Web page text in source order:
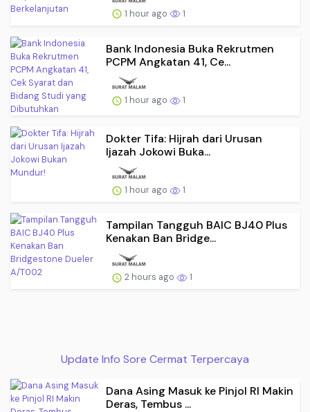
1 hour ago 1
Bank Indonesia Buka Rekrutmen
PCPM Angkatan 41, Ce...
1 hour ago 1
Dokter Tifa: Hijrah dari Urusan
Ijazah Jokowi Buka...
1 hour ago 1
Tampilan Tangguh BAIC BJ40 Plus
Kenakan Ban Bridge...
2 hours ago 1
Update Info Sore Cermat Terpercaya
Dana Asing Masuk ke Pinjol RI Makin
Deras, Tembus ...